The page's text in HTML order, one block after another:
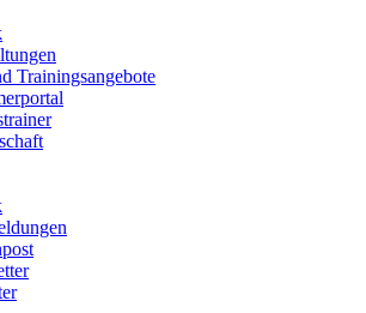
Trainingsangebote